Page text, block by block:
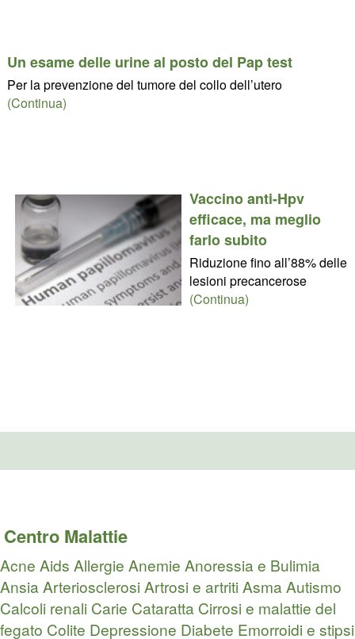
Un esame delle urine al posto del Pap test
Per la prevenzione del tumore del collo dell’utero
(Continua)
Vaccino anti-Hpv
efficace, ma meglio
farlo subito
Riduzione fino all’88% delle
lesioni precancerose
(Continua)
Centro Malattie
Acne Aids Allergie Anemie Anoressia e Bulimia
AnsiaArteriosclerosiArtrosi e artritiAsmaAutismo
Calcoli renali Carie Cataratta Cirrosi e malattie del
fegato Colite Depressione Diabete Emorroidi e stipsi